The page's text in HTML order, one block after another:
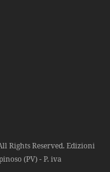
Rights Reserved. Edizioni
(PV) - P. iva